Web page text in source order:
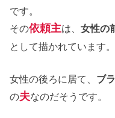
です。
その依頼主は、女性の
として描かれています。
女性の後ろに居て、 ブ
の夫なのだそうです。